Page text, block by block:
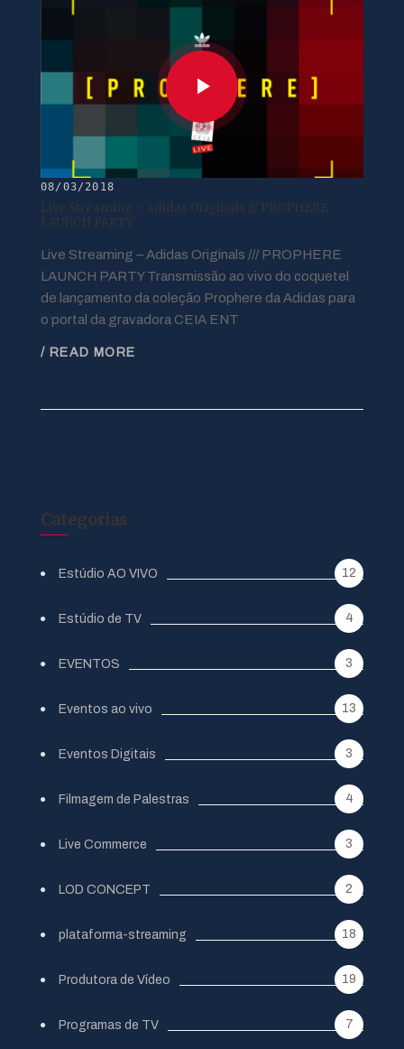
08/03/2018
Live Streaming – adidas Originals /// PROPHERE
LAUNCH PARTY
Live Streaming – Adidas Originals /// PROPHERE
LAUNCH PARTY Transmissão ao vivo do coquetel
de lançamento da coleção Prophere da Adidas para
o portal da gravadora CEIA ENT
/ READ MORE
Categorias
Estúdio AO VIVO 12
Estúdio de TV 4
EVENTOS 3
Eventos ao vivo 13
Eventos Digitais 3
Filmagem de Palestras 4
Live Commerce 3
LOD CONCEPT 2
plataforma-streaming 18
Produtora de Vídeo 19
Programas de TV 7